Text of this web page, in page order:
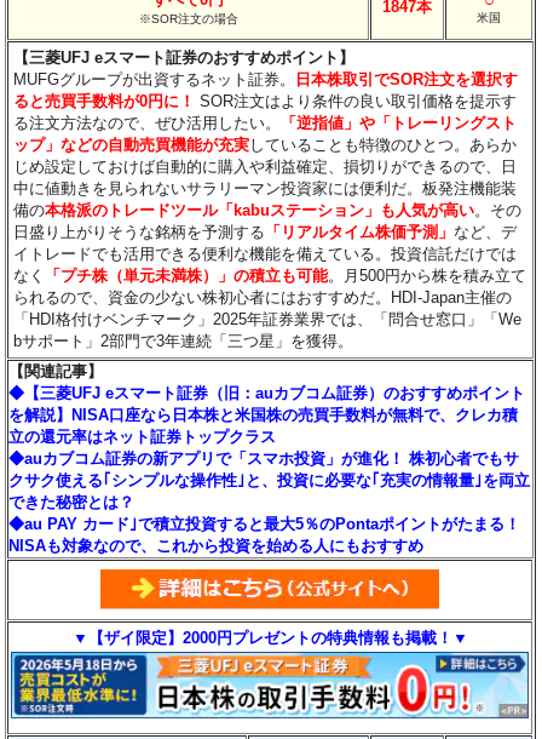
※SOR注文の場合
1847本
米国
【三菱UFJ eスマート証券のおすすめポイント】
MUFGグループが出資するネット証券。
日本株取引でSOR注文を選択す
ると売買手数料が0円に！ SOR注文はより条件の良い取引価格を提示す
る注文方法なので、ぜひ活用したい。
「逆指値」や「トレーリングスト
ップ」などの自動売買機能が充実していることも特徴のひとつ。あらか
じめ設定しておけば自動的に購入や利益確定、損切りができるので、日
中に値動きを見られないサラリーマン投資家には便利だ。板発注機能装
備の本格派のトレードツール「kabuステーション」も人気が高い。その
日盛り上がりそうな銘柄を予測する 「リアルタイム株価予測」 など、デ
イトレードでも活用できる便利な機能を備えている。投資信託だけでは
なく
「プチ株（単元未満株）」の積立も可能。月500円から株を積み立て
られるので、資金の少ない株初心者にはおすすめだ。HDI-Japan主催の
「HDI格付けベンチマーク」2025年証券業界では、「問合せ窓口」「We
bサポート」2部門で3年連続「三つ星」を獲得。
【関連記事】
◆【三菱UFJ eスマート証券（旧：auカブコム証券）のおすすめポイント
を解説】NISA口座なら日本株と米国株の売買手数料が無料で、クレカ積
立の還元率はネット証券トップクラス
◆auカブコム証券の新アプリで「スマホ投資」が進化！ 株初心者でもサ
クサク使える｢シンプルな操作性｣と、投資に必要な｢充実の情報量｣を両立
できた秘密とは？
◆au PAY カード｣で積立投資すると最大5％のPontaポイントがたまる！
NISAも対象なので、これから投資を始める人にもおすすめ
▼【ザイ限定】2000円プレゼントの特典情報も掲載！▼